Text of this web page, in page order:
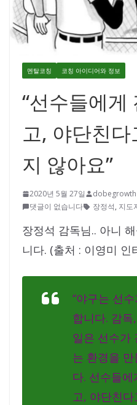
멘탈코칭 코칭 아이디어와 정보
“선수들에게
고, 야단친다
지 않아요”
2020년 5월 27일 dobegrowth
댓글이 없습니다
장정석, 지도
장정석 감독님.. 아니
니다. (출처 : 이영미 인
“야구는 선
합니다. 감
일은 선수가
는 환경을
다. 선수들
고, 야단친